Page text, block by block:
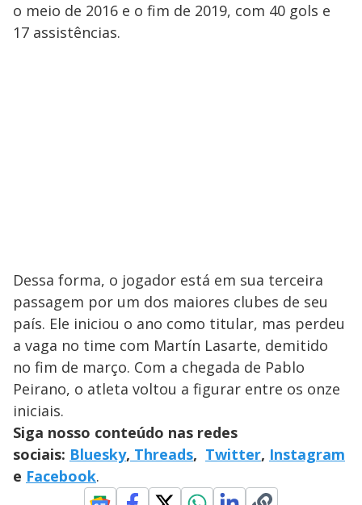
o meio de 2016 e o fim de 2019, com 40 gols e
17 assistências.
Dessa forma, o jogador está em sua terceira
passagem por um dos maiores clubes de seu
país. Ele iniciou o ano como titular, mas perdeu
a vaga no time com Martín Lasarte, demitido
no fim de março. Com a chegada de Pablo
Peirano, o atleta voltou a figurar entre os onze
iniciais.
Siga nosso conteúdo nas redes
sociais: Bluesky, Threads, Twitter, Instagram
e Facebook.